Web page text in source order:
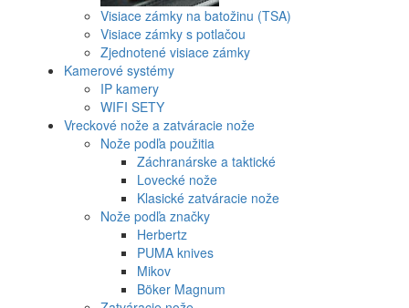
Visiace zámky na batožinu (TSA)
Visiace zámky s potlačou
Zjednotené visiace zámky
Kamerové systémy
IP kamery
WIFI SETY
Vreckové nože a zatváracie nože
Nože podľa použitia
Záchranárske a taktické
Lovecké nože
Klasické zatváracie nože
Nože podľa značky
Herbertz
PUMA knives
Mikov
Böker Magnum